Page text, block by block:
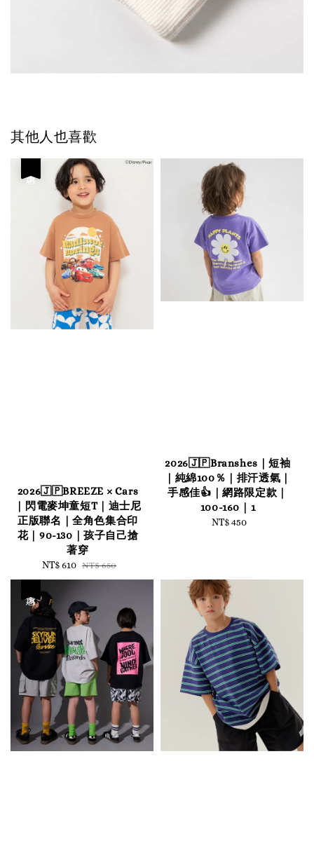
其他人也喜歡
2026🇯🇵BREEZE × Cars
｜閃電麥坤童短T｜迪士尼
正版聯名｜全角色集合印
花｜90-130｜孩子自己搶
著穿
Sale
price
NT$ 610 Regular
price
NT$ 650
2026🇯🇵Branshes｜短袖
｜純綿100％｜排汗透氣｜
手感佳👍｜網路限定款｜
100-160｜1
Regular
NT$ 450